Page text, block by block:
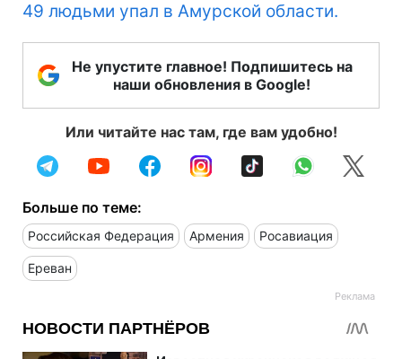
49 людьми упал в Амурской области.
Не упустите главное! Подпишитесь на
наши обновления в Google!
Или читайте нас там, где вам удобно!
Больше по теме:
Российская Федерация Армения Росавиация
Ереван